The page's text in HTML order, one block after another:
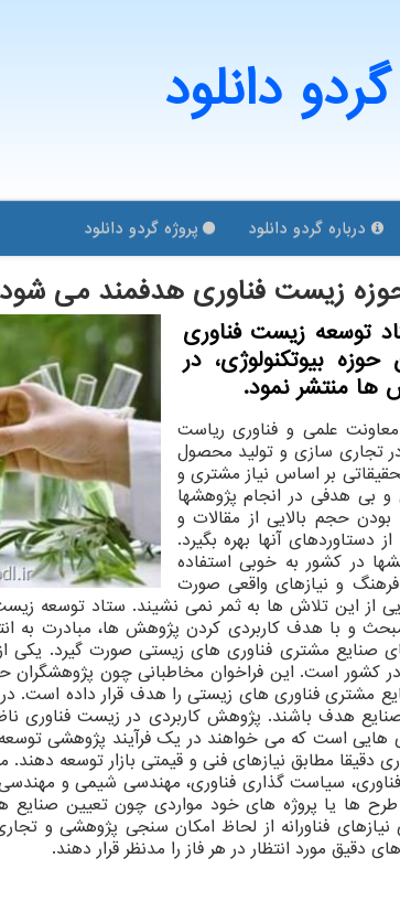
گردو دانلود
درباره گردو دانلود پروژه گردو دانلود
زیست فناوری هدفمند می شود
توسعه زیست فناوری
بیوتکنولوژی، در
منتشر نمود.
علمی و فناوری ریاست
تجاری سازی و تولید محصول
بر اساس نیاز مشتری و
بی هدفی در انجام پژوهشها
حجم بالایی از مقالات و
دستاوردهای آنها بهره بگیرد.
در کشور به خوبی استفاده
فرهنگ و نیازهای واقعی صورت
از این تلاش ها به ثمر نمی نشیند. ستاد توسعه
و با هدف کاربردی کردن پژوهش ها، مبادرت به
صنایع مشتری فناوری های زیستی صورت گیرد. یکی
کشور است. این فراخوان مخاطبانی چون پژوهشگران
مشتری فناوری های زیستی را هدف قرار داده است. در
صنایع هدف باشند. پژوهش کاربردی در زیست فناوری
هایی است که می خواهند در یک فرآیند پژوهشی توسعه
مطابق نیازهای فنی و قیمتی بازار توسعه دهند.
سیاست گذاری فناوری، مهندسی شیمی و
طرح ها یا پروژه های خود مواردی چون تعیین
نیازهای فناورانه از لحاظ امکان سنجی پژوهشی و
دقیق مورد انتظار در هر فاز را مدنظر قرار دهند.